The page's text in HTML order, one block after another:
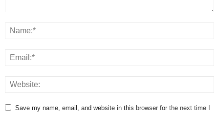
Save my name, email, and website in this browser for the next time I